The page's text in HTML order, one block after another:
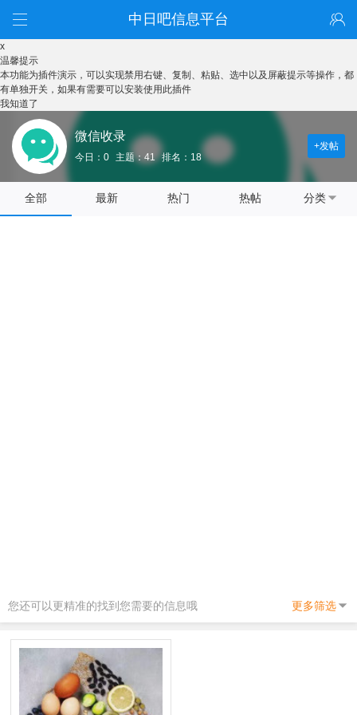
中日吧信息平台
x
温馨提示
本功能为插件演示，可以实现禁用右键、复制、粘贴、选中以及屏蔽提示等操作，都
有单独开关，如果有需要可以安装使用此插件
我知道了
微信收录
今日：0 主题：41 排名：18
+发帖
全部 最新 热门 热帖 分类
您还可以更精准的找到您需要的信息哦 更多筛选